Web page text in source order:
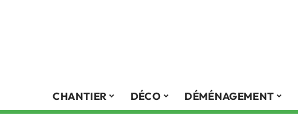
CHANTIER DÉCO DÉMÉNAGEMENT